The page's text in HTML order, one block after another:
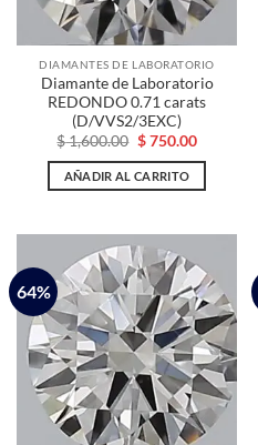
DIAMANTES DE LABORATORIO
Diamante de Laboratorio
REDONDO 0.71 carats
(D/VVS2/3EXC)
$1,600.00 El
original
era:
$750.00El
actual
AÑADIR AL CARRITO
64%